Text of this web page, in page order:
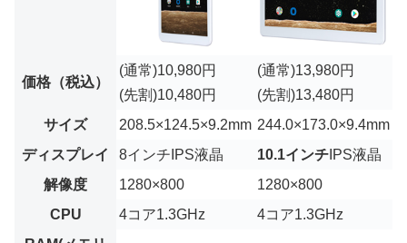
価格（税込）
(通常)10,980円
(先割)10,480円
(通常)13,980円
(先割)13,480円
サイズ
208.5×124.5×9.2mm 244.0×173.0×9.4mm
ディスプレイ
8インチIPS液晶 10.1インチ IPS液晶
解像度
1280×800
1280×800
CPU
4コア1.3GHz
4コア1.3GHz